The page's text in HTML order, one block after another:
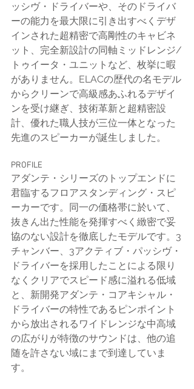
ッシヴ・ドライバーや、そのドライバ
ーの能力を最大限に引き出すべくデザ
インされた超精密で高剛性のキャビネ
ット、完全新設計の同軸ミッドレンジ/
トゥイータ・ユニットなど、枚挙に暇
がありません。ELACの歴代の名モデル
からクリーンで高級感あふれるデザイ
ンを受け継ぎ、技術革新と超精密設
計、優れた職人技が三位一体となった
先進のスピーカーが誕生しました。
PROFILE
アダンテ・シリーズのトップエンドに
君臨するフロアスタンディング・スピ
ーカーです。同一の価格帯に於いて、
抜きん出た性能を発揮すべく緻密で妥
協のない設計を徹底したモデルです。3
チャンバー、3アクティブ・パッシヴ・
ドライバーを採用したことによる限り
なくクリアでスピード感に溢れる低域
と、新開発アダンテ・コアキシャル・
ドライバーの特性であるピンポイント
から放出されるワイドレンジな中高域
の広がりが特徴のサウンドは、他の追
随を許さない域にまで到達していま
す。